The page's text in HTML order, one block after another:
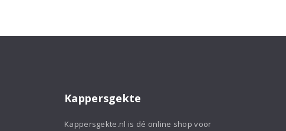
Kappersgekte
Kappersgekte.nl is dé online shop voor